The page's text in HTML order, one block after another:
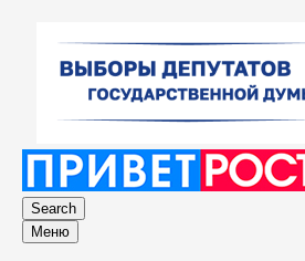
Search
Меню